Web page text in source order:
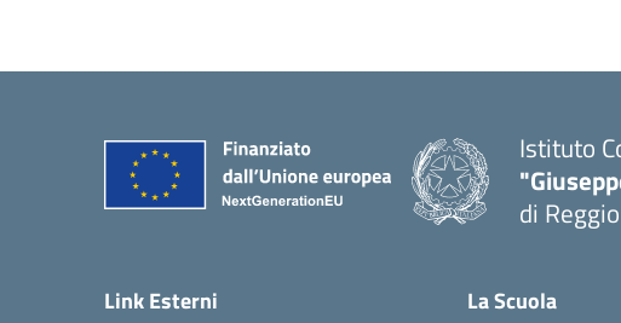
Istituto
di
Link Esterni La Scuola